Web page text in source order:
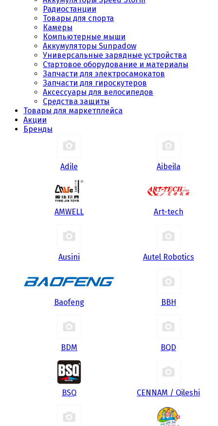
Радиостанции
Товары для спорта
Камеры
Компьютерные мыши
Аккумуляторы Sunpadow
Универсальные зарядные устройства
Стартовое оборудование и материалы
Запчасти для электросамокатов
Запчасти для гироскутеров
Аксессуары для велосипедов
Средства защиты
Товары для маркетплейса
Акции
Бренды
Adile Aibeila
AMWELL Art-tech
Ausini Autel Robotics
Baofeng BBH
BDM BQD
BSQ CENNAM / Qileshi